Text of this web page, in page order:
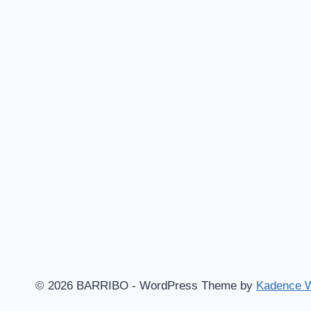
© 2026 BARRIBO - WordPress Theme by Kadence